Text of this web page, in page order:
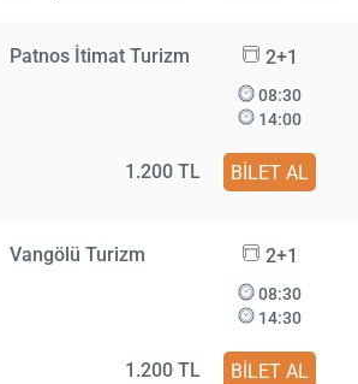
Patnos İtimat Turizm 2+1
08:30
14:00
1.200 TL BİLET AL
Vangölü Turizm 2+1
08:30
14:30
1.200 TL BİLET AL